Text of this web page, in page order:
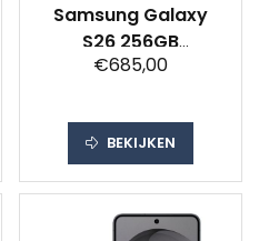
Samsung Galaxy
S26 256GB
Lichtblauw 5G
€685,00
BEKIJKEN